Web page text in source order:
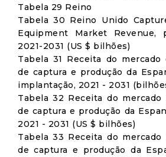
Tabela 29 Reino
Tabela 30 Reino Unido
Equipment Market Revenue,
2021-2031 (US $ bilhões)
Tabela 31 Receita do
de captura e produção da
implantação, 2021 - 2031
Tabela 32 Receita do
de captura e produção da
2021 - 2031 (US $ bilhões)
Tabela 33 Receita do
de captura e produção da